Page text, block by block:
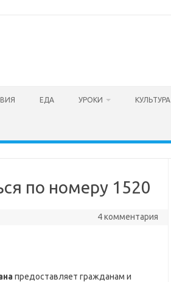
ЕДА УРОКИ КУЛЬТУРА
по номеру 1520
4 комментария
предоставляет гражданам и